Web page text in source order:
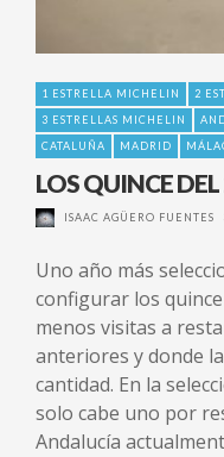
1 ESTRELLA MICHELIN
2
3 ESTRELLAS MICHELIN
CATALUÑA
MADRID
LOS QUINCE
ISAAC AGÜERO FUENTES
Uno año más
configurar los
menos visitas a
anteriores y donde
cantidad. En la
solo cabe uno por
Andalucía